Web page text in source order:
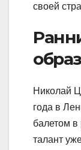
своей
Николай
года в
балетом в
талант